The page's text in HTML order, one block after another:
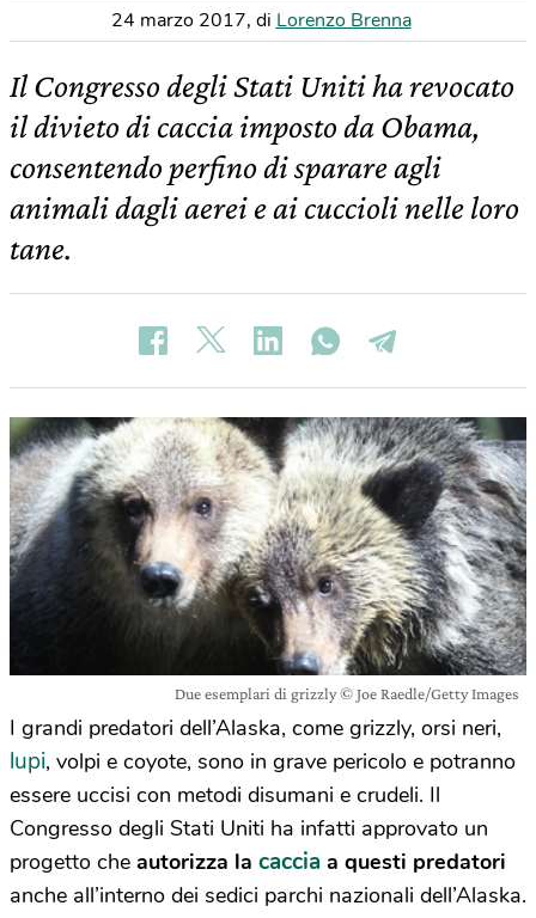
24 marzo 2017, di Lorenzo Brenna
Il Congresso degli Stati Uniti ha revocato
il divieto di caccia imposto da Obama,
consentendo perfino di sparare agli
animali dagli aerei e ai cuccioli nelle loro
tane.
Due esemplari di grizzly © Joe Raedle/Getty Images
I grandi predatori dell’Alaska, come grizzly, orsi neri,
lupi, volpi e coyote, sono in grave pericolo e potranno
essere uccisi con metodi disumani e crudeli. Il
Congresso degli Stati Uniti ha infatti approvato un
progetto che autorizza la caccia a questi predatori
anche all’interno dei sedici parchi nazionali dell’Alaska.